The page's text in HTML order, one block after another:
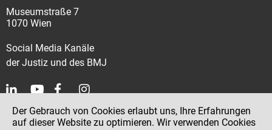
Museumstraße 7
1070 Wien
Social Media Kanäle
der Justiz und des BMJ
Kontakt
Der Gebrauch von Cookies erlaubt uns, Ihre Erfahrungen
auf dieser Website zu optimieren. Wir verwenden Cookies